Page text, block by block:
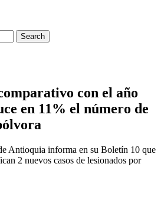
Search
con el año
en 11% el número de
Antioquia informa en su Boletín 10 que
2 nuevos casos de lesionados por